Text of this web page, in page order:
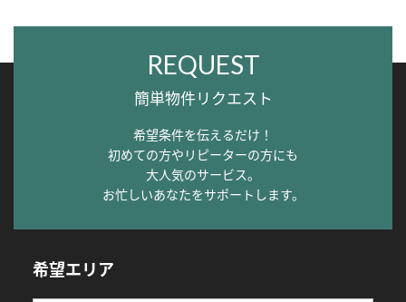
REQUEST
簡単物件リクエスト
希望条件を伝えるだけ！
初めての方やリピーターの方にも
大人気のサービス。
お忙しいあなたをサポートします。
希望エリア